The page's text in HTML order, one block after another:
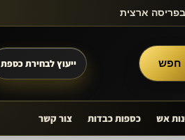
ארצית
חפש ייעוץ לבחירת כספת
אש כספות כבדות צור קשר